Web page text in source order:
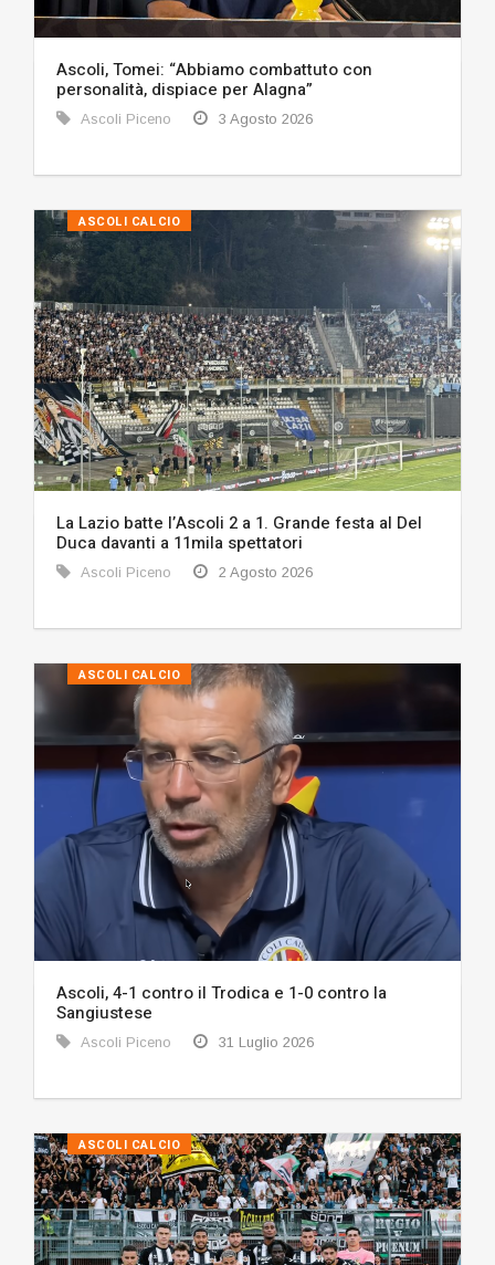
Ascoli, Tomei: “Abbiamo combattuto con
personalità, dispiace per Alagna”
Ascoli Piceno 3 Agosto 2026
ASCOLI CALCIO
La Lazio batte l’Ascoli 2 a 1. Grande festa al Del
Duca davanti a 11mila spettatori
Ascoli Piceno 2 Agosto 2026
ASCOLI CALCIO
Ascoli, 4-1 contro il Trodica e 1-0 contro la
Sangiustese
Ascoli Piceno 31 Luglio 2026
ASCOLI CALCIO